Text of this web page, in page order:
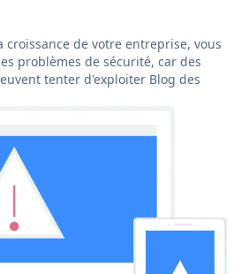
de votre entreprise, vous
problèmes de sécurité, car des
tenter d'exploiter Blog des